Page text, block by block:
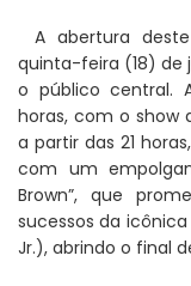
A abertura
quinta-feira (18) de
o público central.
horas, com o show
a partir das 21
com um
Brown”, que
sucessos da
Jr.), abrindo o final